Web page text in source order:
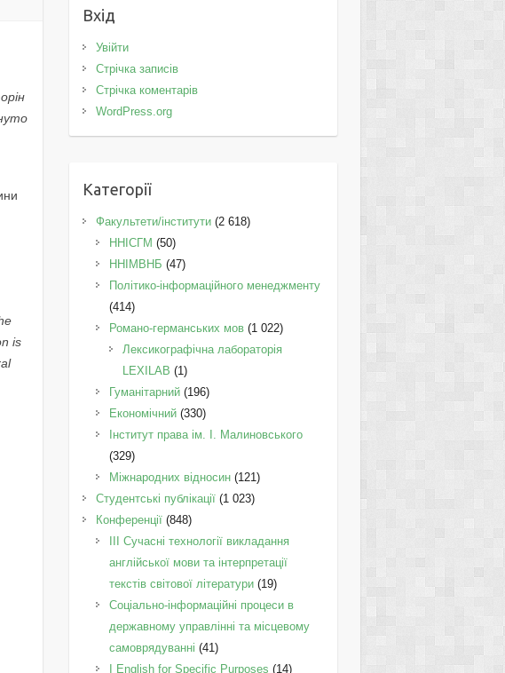
is
Вхід
Увійти
Стрічка записів
Стрічка коментарів
WordPress.org
Категорії
Факультети/інститути(2 618)
ННІСГМ (50)
ННІМВНБ (47)
Політико-інформаційного менеджменту
(414)
Романо-германських мов(1 022)
Лексикографічна лабораторія
LEXILAB (1)
Гуманітарний(196)
Економічний(330)
Інститут права ім. І. Малиновського
(329)
Міжнародних відносин(121)
Студентські публікації(1 023)
Конференції(848)
III Сучасні технології викладання
англійської мови та інтерпретації
текстів світової літератури(19)
Соціально-інформаційні процеси в
державному управлінні та місцевому
самоврядуванні (41)
І English for Specific Purposes (14)